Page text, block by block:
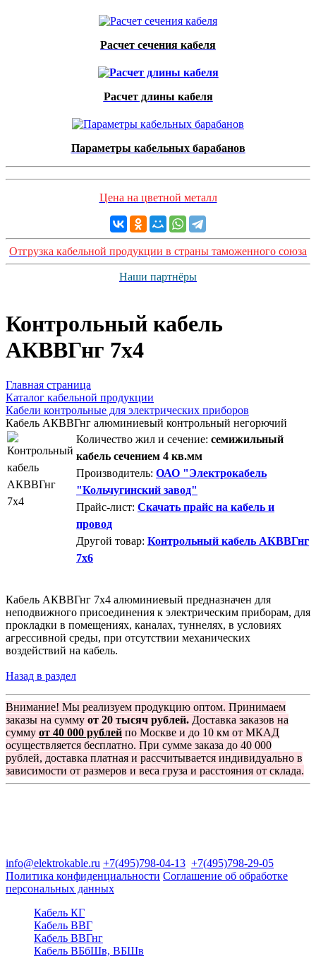
Расчет сечения кабеля
Расчет длины кабеля
Параметры кабельных барабанов
Цена на цветной металл
Отгрузка кабельной продукции в страны таможенного союза
Наши партнёры
Контрольный кабель
AКВВГнг 7х4
Главная страница
Каталог кабельной продукции
Кабели контрольные для электрических приборов
Кабель АКВВГнг алюминиевый контрольный негорючий
Количество жил и сечение: семижильный
кабель сечением 4 кв.мм
Производитель: ОАО "Электрокабель
"Кольчугинский завод"
Прайс-лист: Скачать прайс на кабель и
провод
Другой товар: Контрольный кабель АКВВГнг
7х6
Кабель АКВВГнг 7х4 алюминиевый предназначен для
неподвижного присоединения к электрическим приборам, для
прокладки в помещениях, каналах, туннелях, в условиях
агрессивной среды, при отсутствии механических
воздействий на кабель.
Назад в раздел
Внимание! Мы реализуем продукцию оптом. Принимаем
заказы на сумму от 20 тысяч рублей. Доставка заказов на
сумму от 40 000 рублей по Москве и до 10 км от МКАД
осуществляется бесплатно. При сумме заказа до 40 000
рублей, доставка платная и рассчитывается индивидуально в
зависимости от размеров и веса груза и расстояния от склада.
info@elektrokable.ru +7(495)798-04-13 +7(495)798-29-05
Политика конфиденциальности Соглашение об обработке
персональных данных
Кабель КГ
Кабель ВВГ
Кабель ВВГнг
Кабель ВБбШв, ВБШв